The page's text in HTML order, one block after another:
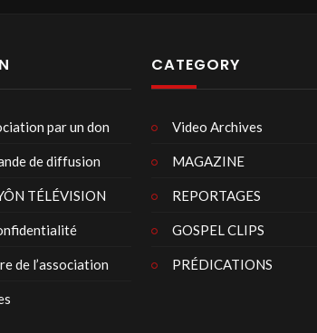
par un don
de diffusion
TÉLÉVISION
de l’association
CATEGORY
Video Archives
MAGAZINE
REPORTAGES
GOSPEL CLIPS
PRÉDICATIONS